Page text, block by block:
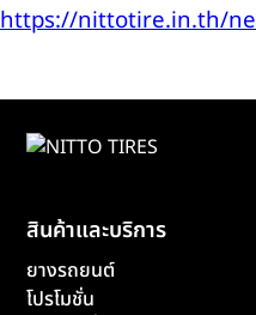
https://nittotire.in.th/
สินค้าและบริการ
ยางรถยนต์
โปรโมชั่น